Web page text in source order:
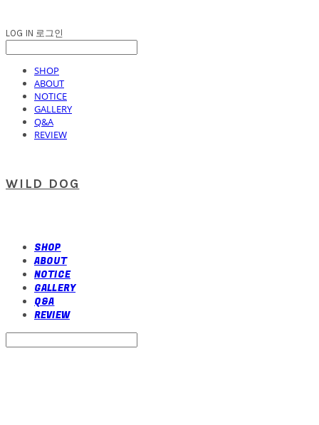
LOG IN 로그인
SHOP
ABOUT
NOTICE
GALLERY
Q&A
REVIEW
WILD DOG
SHOP
ABOUT
NOTICE
GALLERY
Q&A
REVIEW